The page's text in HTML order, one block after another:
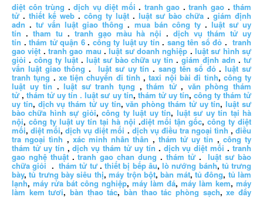
diệt côn trùng .dịch vụ diệt mối . tranh gao .tranh gao .thám
tử. thiết kế web . công ty luật . luật sư bào chữa .giám định
adn .tư vấn luật giao thông. mua bán công ty. luật sư uy
tín . tham tu .tranh gạo màu hà nội .dịch vụ thám tử uy
tín .thám tử quận 6. công ty luật uy tín . sang tên sổ đỏ .tranh
gao việt .tranh gao mau .luật sư doanh nghiệp .luật sư hình sự
giỏi . công ty luật. luật sư bào chữa uy tín .giám định adn .tư
vấn luật giao thông .luật sư uy tín .sang tên sổ đỏ.luật sư
tranh tụng . xe tiện chuyến đi tỉnh ,taxi nội bài đi tỉnh, công ty
luật uy tín .luật sư tranh tụng ,thám tử, văn phòng thám
tử,thám tử uy tín . luật sư uy tín, thám tử uy tín, công ty thám tử
uy tín, dịch vụ thám tử uy tín,văn phòng thám tử uy tín,luật sư
bào chữa hình sự giỏi,công ty luật uy tín, luật sư uy tín tại hà
nội,công ty luật uy tín tại hà nội .diệt mối tận gốc, công ty diệt
mối,diệt mối,dịch vụ diệt mối .dịch vụ điều tra ngoại tình ,điều
tra ngoại tình ,xác minh nhân thân ,thám tử uy tín , công ty
thám tử uy tín ,dịch vụ thám tử uy tín . dịch vụ diệt mối .tranh
gao nghệ thuật.tranh gao chan dung . thám tử.luật sư bào
chữa giỏi .thám tử tư.thiết bị bếp âu,lò nướng bánh, tủ trưng
bày,tủ trưng bày siêu thị,máy trộn bột,bàn mát,tủ đông, tủ làm
lạnh, máy rửa bát công nghiệp, máy làm đá, máy làm kem, máy
làm kem tươi,bàn thao tác,bàn thao tác phòng sạch,xe đẩy